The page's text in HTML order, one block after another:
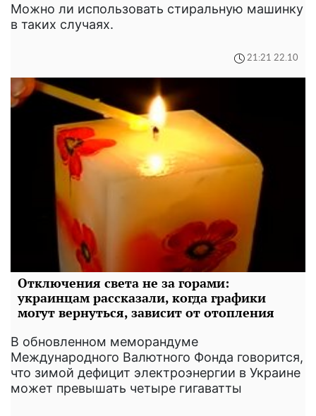
Можно ли использовать стиральную машинку
в таких случаях.
21:21 22.10
Отключения света не за горами:
украинцам рассказали, когда графики
могут вернуться, зависит от отопления
В обновленном меморандуме
Международного Валютного Фонда говорится,
что зимой дефицит электроэнергии в Украине
может превышать четыре гигаватты